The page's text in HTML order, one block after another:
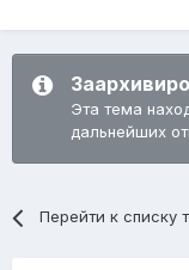
Эта тема
дальнейших
Перейти к списку